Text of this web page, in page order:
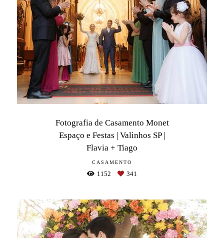
Fotografia de Casamento Monet
Espaço e Festas | Valinhos SP |
Flavia + Tiago
CASAMENTO
1152 341